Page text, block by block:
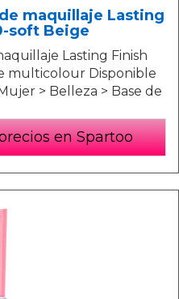
maquillaje Lasting
soft Beige
Lasting Finish
multicolour Disponible
> Belleza > Base de
en Spartoo